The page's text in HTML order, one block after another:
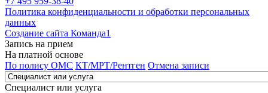
Политика конфиденциальности и обработки персональных
данных
Создание сайта Команда1
Запись на прием
На платной основе
По полису ОМС КТ/МРТ/Рентген Отмена записи
Специалист или услуга